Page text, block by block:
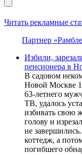
Читать рекламные
Партнер
Избили,
пенсионера в
В садовом
Новой Москве
63-летнего
ТВ, удалось
избивать свою
голову и
не
коттедж, а
погибшего